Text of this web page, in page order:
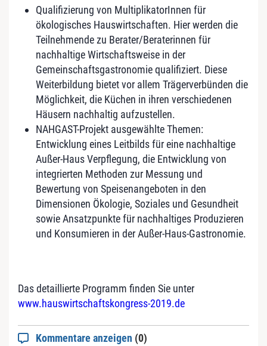
Qualifizierung von MultiplikatorInnen für
ökologisches Hauswirtschaften. Hier werden die
Teilnehmende zu Berater/Beraterinnen für
nachhaltige Wirtschaftsweise in der
Gemeinschaftsgastronomie qualifiziert. Diese
Weiterbildung bietet vor allem Trägerverbünden die
Möglichkeit, die Küchen in ihren verschiedenen
Häusern nachhaltig aufzustellen.
NAHGAST-Projekt ausgewählte Themen:
Entwicklung eines Leitbilds für eine nachhaltige
Außer-Haus Verpflegung, die Entwicklung von
integrierten Methoden zur Messung und
Bewertung von Speisenangeboten in den
Dimensionen Ökologie, Soziales und Gesundheit
sowie Ansatzpunkte für nachhaltiges Produzieren
und Konsumieren in der Außer-Haus-Gastronomie.
Das detaillierte Programm finden Sie unter
www.hauswirtschaftskongress-2019.de
Kommentare anzeigen (0)